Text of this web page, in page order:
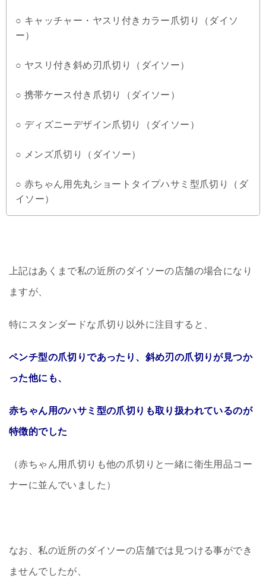
○ キャッチャー・ヤスリ付きカラー爪切り（ダイソ
ー）
○ ヤスリ付き斜め刃爪切り（ダイソー）
○ 携帯ケース付き爪切り（ダイソー）
○ ディズニーデザイン爪切り（ダイソー）
○ メンズ爪切り（ダイソー）
○ 赤ちゃん用先丸ショートタイプハサミ型爪切り（ダ
イソー）
上記はあくまで私の近所のダイソーの店舗の場合になり
ますが、
特にスタンダードな爪切り以外に注目すると、
ペンチ型の爪切りであったり、斜め刃の爪切りが見つか
った他にも、
赤ちゃん用のハサミ型の爪切りも取り扱われているのが
特徴的でした
（赤ちゃん用爪切りも他の爪切りと一緒に衛生用品コー
ナーに並んでいました）
なお、私の近所のダイソーの店舗では見つける事ができ
ませんでしたが、